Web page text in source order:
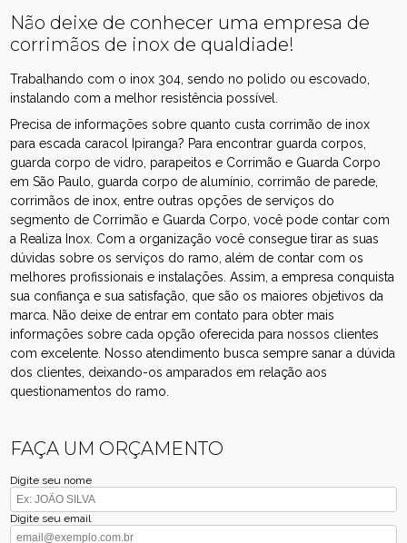
Não deixe de conhecer uma empresa de
corrimãos de inox de qualdiade!
Trabalhando com o inox 304, sendo no polido ou escovado,
instalando com a melhor resistência possível.
Precisa de informações sobre quanto custa corrimão de inox
para escada caracol Ipiranga? Para encontrar guarda corpos,
guarda corpo de vidro, parapeitos e Corrimão e Guarda Corpo
em São Paulo, guarda corpo de alumínio, corrimão de parede,
corrimãos de inox, entre outras opções de serviços do
segmento de Corrimão e Guarda Corpo, você pode contar com
a Realiza Inox. Com a organização você consegue tirar as suas
dúvidas sobre os serviços do ramo, além de contar com os
melhores profissionais e instalações. Assim, a empresa conquista
sua confiança e sua satisfação, que são os maiores objetivos da
marca. Não deixe de entrar em contato para obter mais
informações sobre cada opção oferecida para nossos clientes
com excelente. Nosso atendimento busca sempre sanar a dúvida
dos clientes, deixando-os amparados em relação aos
questionamentos do ramo.
FAÇA UM ORÇAMENTO
Digite seu nome
Digite seu email